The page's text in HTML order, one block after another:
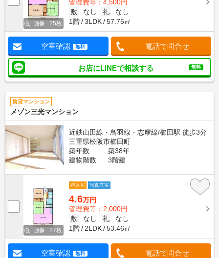
画像 : 25枚
管理費等：4,500円
敷
なし 礼
なし
1階
3LDK 57.75㎡
空室確認 無料 電話で問合せ
お店にLINEで相談する 無料
賃貸マンション
メゾン三光マンション
近鉄山田線・鳥羽線・志摩線/櫛田駅 徒歩3分
三重県松阪市櫛田町
築年数
築38年
建物階数
3階建
画像 : 27枚
即入居 写真充実
4.6万円
管理費等：2,000円
敷
なし 礼
なし
1階
2LDK 53.46㎡
空室確認 無料 電話で問合せ